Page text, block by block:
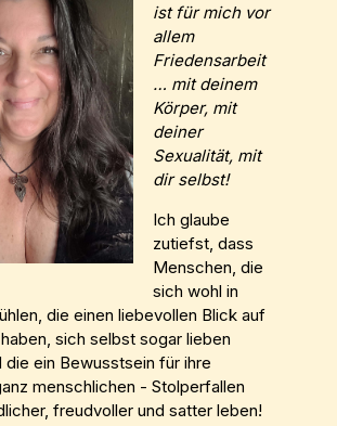
ist für mich vor
allem
Friedensarbeit
… mit deinem
Körper, mit
deiner
Sexualität, mit
dir selbst!
Ich glaube
zutiefst, dass
Menschen, die
sich wohl in
die einen liebevollen Blick auf
sich selbst sogar lieben
die ein Bewusstsein für ihre
menschlichen - Stolperfallen
freudvoller und satter leben!